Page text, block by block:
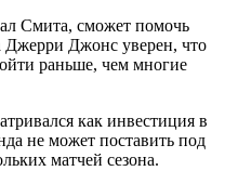
Смита, сможет помочь
Джерри Джонс уверен, что
раньше, чем многие
как инвестиция в
не может поставить под
матчей сезона.